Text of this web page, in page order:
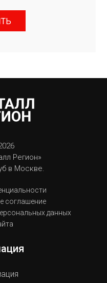
Регион»
в Москве.
соглашение
данных